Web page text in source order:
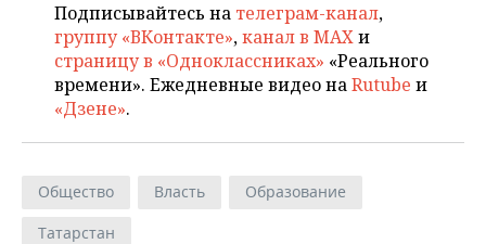
Подписывайтесь на телеграм-канал,
группу «ВКонтакте»,канал в MAXи
страницу в «Одноклассниках» «Реального
времени». Ежедневные видео наRutube и
«Дзене».
Общество Власть
Образование
Татарстан